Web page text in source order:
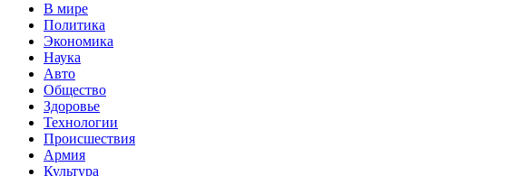
В мире
Политика
Экономика
Наука
Авто
Общество
Здоровье
Технологии
Происшествия
Армия
Культура